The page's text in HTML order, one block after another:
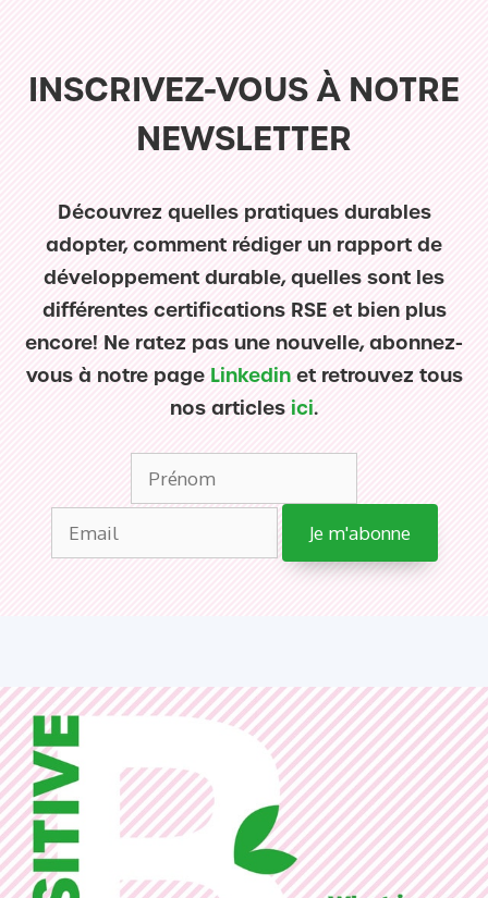
INSCRIVEZ-VOUS À NOTRE
NEWSLETTER
Découvrez quelles pratiques durables
adopter, comment rédiger un rapport de
développement durable, quelles sont les
différentes certifications RSE et bien plus
encore! Ne ratez pas une nouvelle, abonnez-
vous à notre page Linkedinet retrouvez tous
nos articles ici.